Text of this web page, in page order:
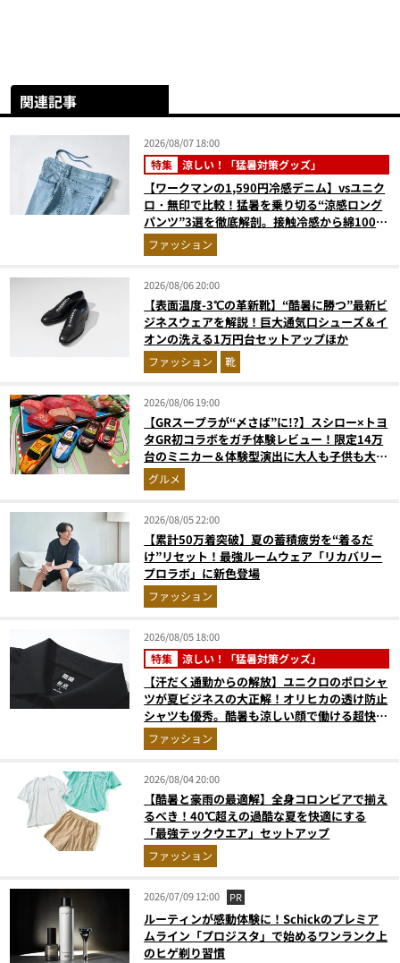
関連記事
2026/08/07 18:00
特集 涼しい！「猛暑対策グッズ」
【ワークマンの1,590円冷感デニム】vsユニク
ロ・無印で比較！猛暑を乗り切る“涼感ロング
パンツ”3選を徹底解剖。接触冷感から綿100%
まで決定版
ファッション
2026/08/06 20:00
【表面温度-3℃の革新靴】“酷暑に勝つ”最新ビ
ジネスウェアを解説！巨大通気口シューズ＆イ
オンの洗える1万円台セットアップほか
ファッション 靴
2026/08/06 19:00
【GRスープラが“〆さば”に!?】スシロー×トヨ
タGR初コラボをガチ体験レビュー！限定14万
台のミニカー＆体験型演出に大人も子供も大興
奮間違いなし
グルメ
2026/08/05 22:00
【累計50万着突破】夏の蓄積疲労を“着るだ
け”リセット！最強ルームウェア「リカバリー
プロラボ」に新色登場
ファッション
2026/08/05 18:00
特集 涼しい！「猛暑対策グッズ」
【汗だく通勤からの解放】ユニクロのポロシャ
ツが夏ビジネスの大正解！オリヒカの透け防止
シャツも優秀。酷暑も涼しい顔で働ける超快適
ウエアの実力
ファッション
2026/08/04 20:00
【酷暑と豪雨の最適解】全身コロンビアで揃え
るべき！40℃超えの過酷な夏を快適にする
「最強テックウエア」セットアップ
ファッション
2026/07/09 12:00 PR
ルーティンが感動体験に！Schickのプレミア
ムライン「プロジスタ」で始めるワンランク上
のヒゲ剃り習慣